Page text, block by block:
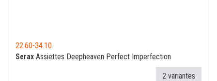
22.60-34.10
Serax Assiettes Deepheaven Perfect Imperfection
2 variantes